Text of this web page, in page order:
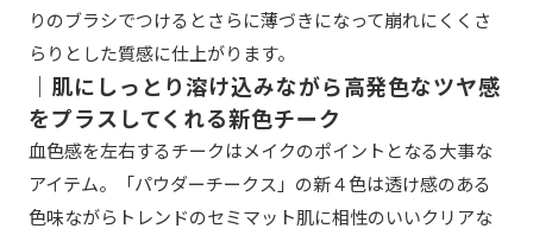
りのブラシでつけるとさらに薄づきになって崩れにくくさ
らりとした質感に仕上がります。
｜肌にしっとり溶け込みながら高発色なツヤ感
をプラスしてくれる新色チーク
血色感を左右するチークはメイクのポイントとなる大事な
アイテム。「パウダーチークス」の新４色は透け感のある
色味ながらトレンドのセミマット肌に相性のいいクリアな